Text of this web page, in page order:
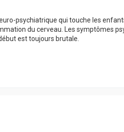
psychiatrique qui touche les
du cerveau. Les symptômes
est toujours brutale.